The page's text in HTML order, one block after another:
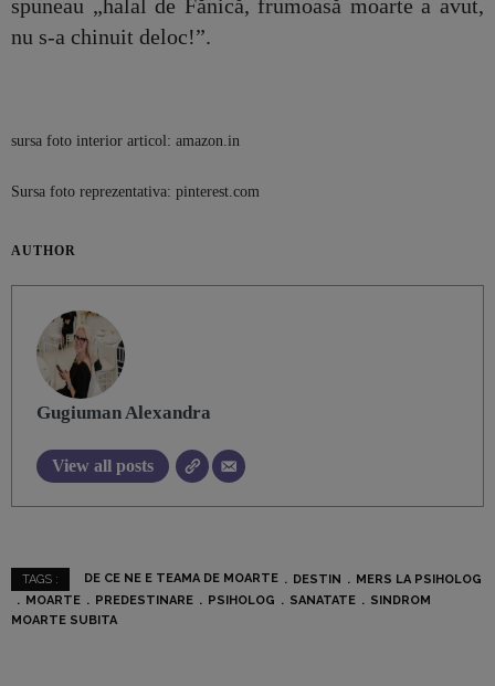
spuneau „halal de Fănică, frumoasă moarte a avut,
nu s-a chinuit deloc!”.
sursa foto interior articol: amazon.in
Sursa foto reprezentativa: pinterest.com
AUTHOR
Gugiuman Alexandra
View all posts
TAGS : DE CE NE E TEAMA DE MOARTE DESTIN
MERS LA PSIHOLOG
MOARTE
PREDESTINARE PSIHOLOG SANATATE
SINDROM
MOARTE SUBITA